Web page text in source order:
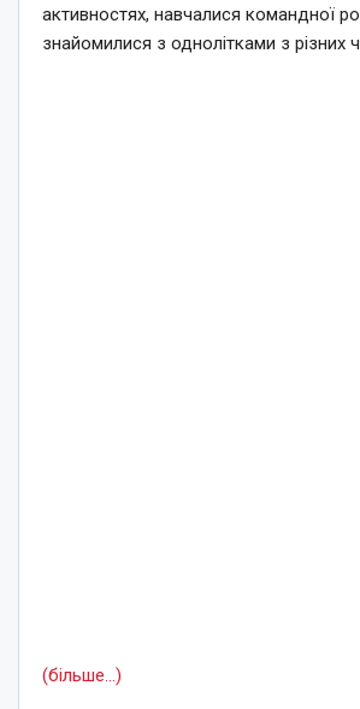
активностях, навчалися командної
знайомилися з однолітками з різних
(більше…)